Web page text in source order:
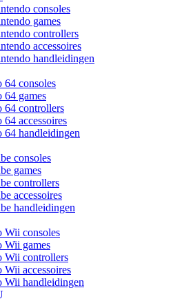
consoles
games
controllers
accessoires
handleidingen
64 consoles
64 games
64 controllers
accessoires
64 handleidingen
consoles
games
controllers
accessoires
handleidingen
Wii consoles
Wii games
Wii controllers
Wii accessoires
Wii handleidingen